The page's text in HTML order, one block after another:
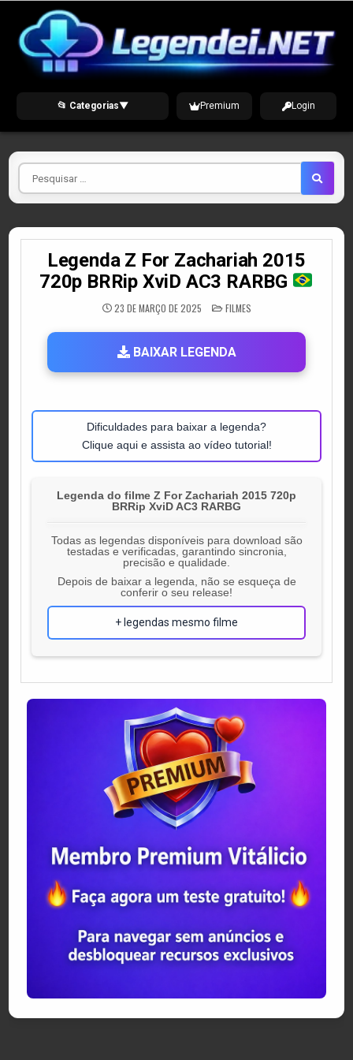
content
📂 Categorias▼ Premium Login
Pesquisar
por
Legenda Z For Zachariah 2015
720p BRRip XviD AC3 RARBG
23 DE MARÇO DE 2025 POSTED
IN
FILMES
BAIXAR LEGENDA
Dificuldades para baixar a legenda?
Clique aqui e assista ao vídeo tutorial!
Legenda do filme Z For Zachariah 2015 720p
BRRip XviD AC3 RARBG
Todas as legendas disponíveis para download são
testadas e verificadas, garantindo sincronia,
precisão e qualidade.
Depois de baixar a legenda, não se esqueça de
conferir o seu release!
+ legendas mesmo filme